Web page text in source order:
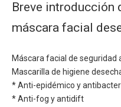
Breve introducción
máscara facial
Máscara facial de seguridad
Mascarilla de higiene
* Anti-epidémico y
* Anti-fog y antidift